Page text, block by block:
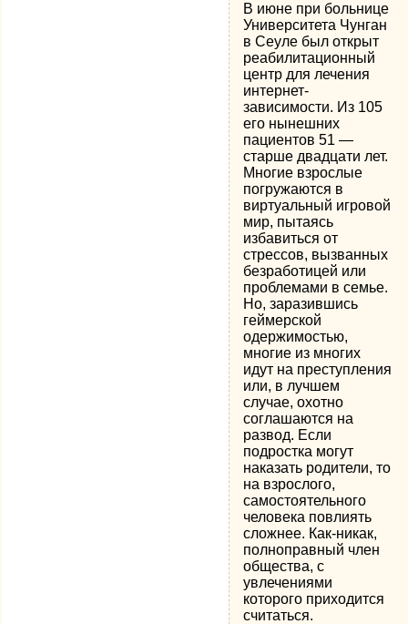
В июне при больнице
Университета Чунган
в Сеуле был открыт
реабилитационный
центр для лечения
интернет-
зависимости. Из 105
его нынешних
пациентов 51 —
старше двадцати лет.
Многие взрослые
погружаются в
виртуальный игровой
мир, пытаясь
избавиться от
стрессов, вызванных
безработицей или
проблемами в семье.
Но, заразившись
геймерской
одержимостью,
многие из многих
идут на преступления
или, в лучшем
случае, охотно
соглашаются на
развод. Если
подростка могут
наказать родители, то
на взрослого,
самостоятельного
человека повлиять
сложнее. Как-никак,
полноправный член
общества, с
увлечениями
которого приходится
считаться.